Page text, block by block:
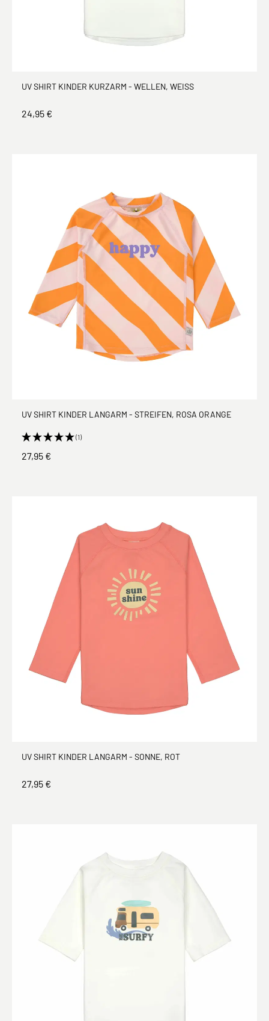
UV SHIRT KINDER KURZARM - WELLEN, WEISS
24,95 €
UV SHIRT KINDER LANGARM - STREIFEN, ROSA ORANGE
(1)
27,95 €
UV SHIRT KINDER LANGARM - SONNE, ROT
27,95 €